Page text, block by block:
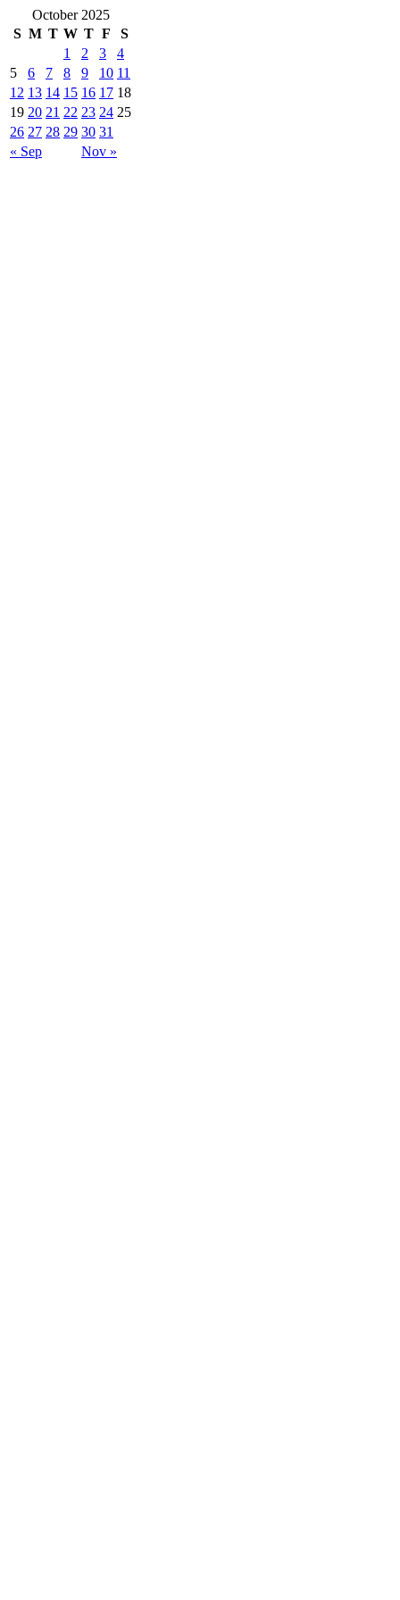
October 2025
S M T W T F S
« Sep Nov »
1 2 3
4
5
6 7 8 9 10 11
12 13 14 15 16 17 18
19 20 21 22 23 24 25
26 27 28 29 30 31